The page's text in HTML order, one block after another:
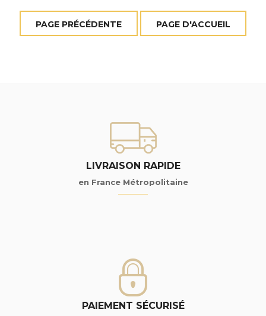
LIVRAISON RAPIDE
en France Métropolitaine
PAIEMENT SÉCURISÉ